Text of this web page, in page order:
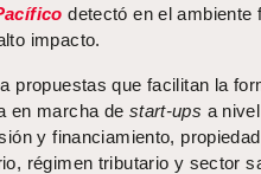
detectó en el
impacto.
propuestas que facilitan la
en marcha de start-ups a
y financiamiento,
régimen tributario y sector